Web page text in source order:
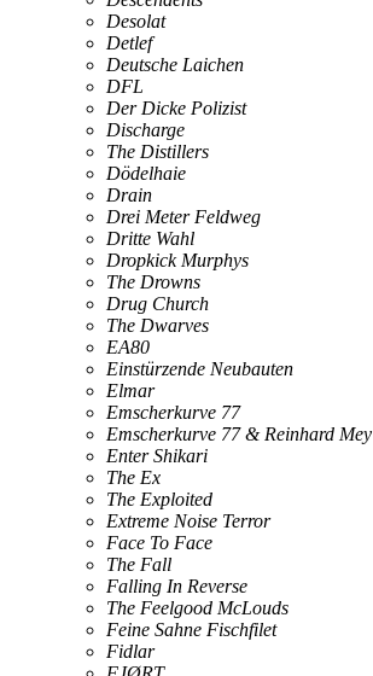
Desolat
Detlef
Deutsche Laichen
DFL
Der Dicke Polizist
Discharge
The Distillers
Dödelhaie
Drain
Drei Meter Feldweg
Dritte Wahl
Dropkick Murphys
The Drowns
Drug Church
The Dwarves
EA80
Einstürzende Neubauten
Elmar
Emscherkurve 77
Emscherkurve 77 & Reinhard Mey
Enter Shikari
The Ex
The Exploited
Extreme Noise Terror
Face To Face
The Fall
Falling In Reverse
The Feelgood McLouds
Feine Sahne Fischfilet
Fidlar